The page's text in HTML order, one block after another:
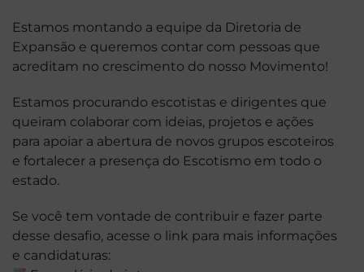
Estamos montando a equipe da Diretoria de
Expansão e queremos contar com pessoas que
acreditam no crescimento do nosso Movimento!
Estamos procurando escotistas e dirigentes que
queiram colaborar com ideias, projetos e ações
para apoiar a abertura de novos grupos escoteiros
e fortalecer a presença do Escotismo em todo o
estado.
Se você tem vontade de contribuir e fazer parte
desse desafio, acesse o link para mais informações
e candidaturas: